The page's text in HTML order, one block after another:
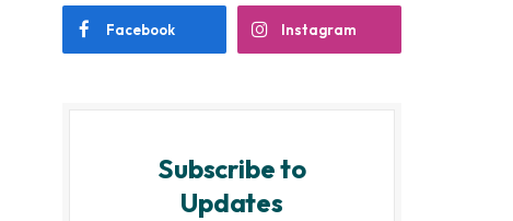
Facebook Instagram
Subscribe to
Updates